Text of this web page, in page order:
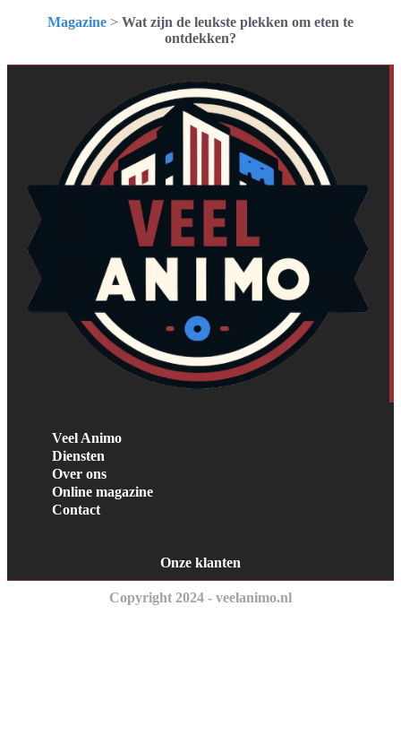
Magazine > Wat zijn de leukste plekken om eten te
ontdekken?
Veel Animo
Diensten
Over ons
Online magazine
Contact
Onze klanten
Copyright 2024 - veelanimo.nl